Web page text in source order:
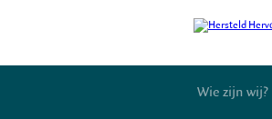
Wie zijn wij?